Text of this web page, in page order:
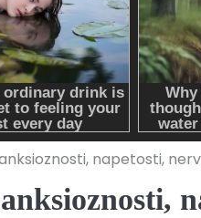
napetosti,